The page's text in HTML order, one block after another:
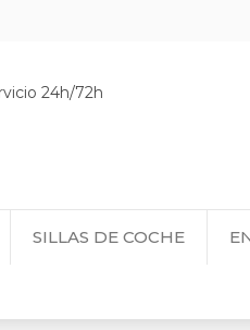
24h/72h
SILLAS DE COCHE